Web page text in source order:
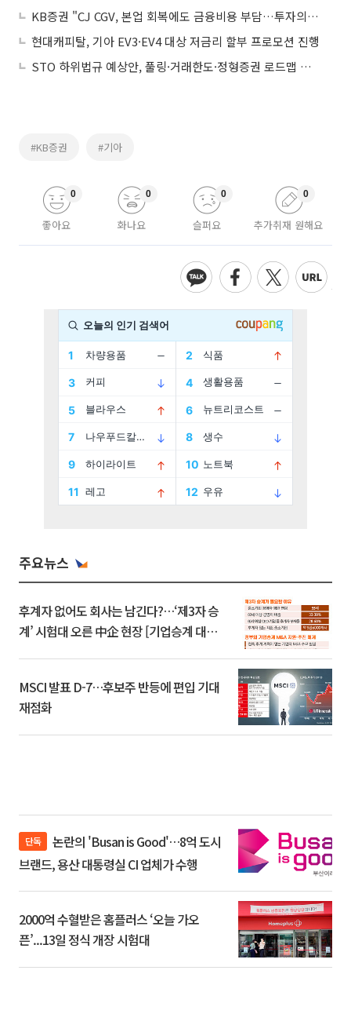
KB증권 "CJ CGV, 본업 회복에도 금융비용 부담…투자의견 '중립'"
현대캐피탈, 기아 EV3·EV4 대상 저금리 할부 프로모션 진행
STO 하위법규 예상안, 풀링·거래한도·정형증권 로드맵 제시
#KB증권 #기아
좋아요
0
화나요
0
슬퍼요
0
추가취재 원해요
0
주요뉴스
후계자 없어도 회사는 남긴다?…‘제3자 승
계’ 시험대 오른 中企 현장 [기업승계 대전
MSCI 발표 D-7…후보주 반등에 편입 기대
재점화
단독
브랜드, 용산 대통령실 CI 업체가 수행
2000억 수혈받은 홈플러스 ‘오늘 가오
픈’...13일 정식 개장 시험대